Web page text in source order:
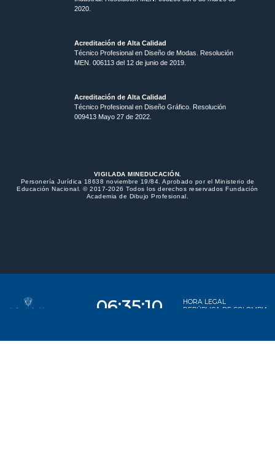
2020.
Acreditación de Alta Calidad
Técnico Profesional en Diseño de Modas. Resolución
MEN. 006113 del 12 de junio de 2019.
Acreditación de Alta Calidad
Técnico Profesional en Diseño Gráfico. Resolución
009413 Mayo 27 de 2022.
VIGILADA MINEDUCACIÓN.
Personería Jurídica 18638 noviembre 19/84. Aprobado por el Ministerio de
Educación Nacional. © 2017-2026 Todos los derechos reservados Fundación
Academia de Dibujo Profesional.